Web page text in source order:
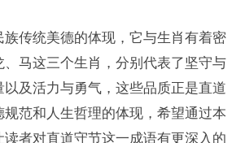
族传统美德的体现，它与生肖有着密
马这三个生肖，分别代表了坚守与
以及活力与勇气，这些品质正是直道
范和人生哲理的体现，希望通过本
者对直道守节这一成语有更深入的